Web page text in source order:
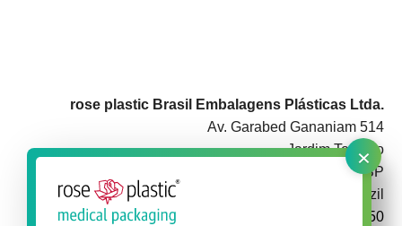
×
rose plastic Brasil Embalagens Plásticas Ltda.
Av. Garabed Gananiam 514
Jardim Topázio
CEP 18087-340 Sorocaba SP
Brazil
+55 15 3142 3050